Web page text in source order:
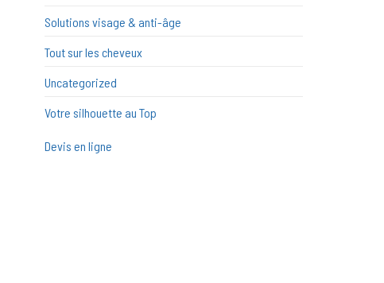
Solutions visage & anti-âge
Tout sur les cheveux
Uncategorized
Votre silhouette au Top
Devis en ligne